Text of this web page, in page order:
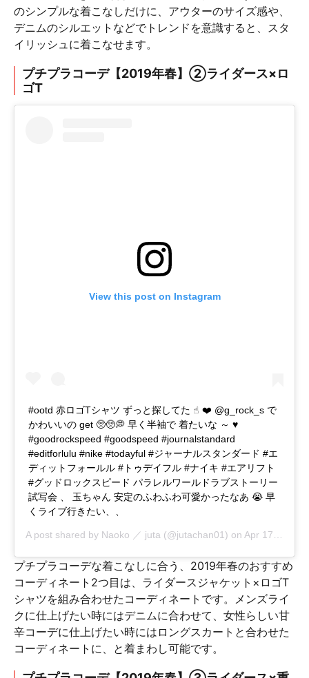
のシンプルな着こなしだけに、アウターのサイズ感や、
デニムのシルエットなどでトレンドを意識すると、スタ
イリッシュに着こなせます。
プチプラコーデ【2019年春】②ライダース×ロ
ゴT
View this post on Instagram
#ootd 赤ロゴTシャツ ずっと探してた ☝︎ ❤️ @g_rock_s で
かわいいの get 🥺🥺💭 早く半袖で 着たいな ～ ♥
#goodrockspeed #goodspeed #journalstandard
#editforlulu #nike #todayful #ジャーナルスタンダード #エ
ディットフォールル #トゥデイフル #ナイキ #エアリフト
#グッドロックスピード パラレルワールドラブストーリー
試写会 、 玉ちゃん 安定のふわふわ可愛かったなあ 😭 早
くライブ行きたい、、
A post shared by Naoko ／ juta (@jutachan01) on Apr 17, 2019 at 3:51am PDT
プチプラコーデな着こなしに合う、2019年春のおすすめ
コーディネート2つ目は、ライダースジャケット×ロゴT
シャツを組み合わせたコーディネートです。メンズライ
クに仕上げたい時にはデニムに合わせて、女性らしい甘
辛コーデに仕上げたい時にはロングスカートと合わせた
コーディネートに、と着まわし可能です。